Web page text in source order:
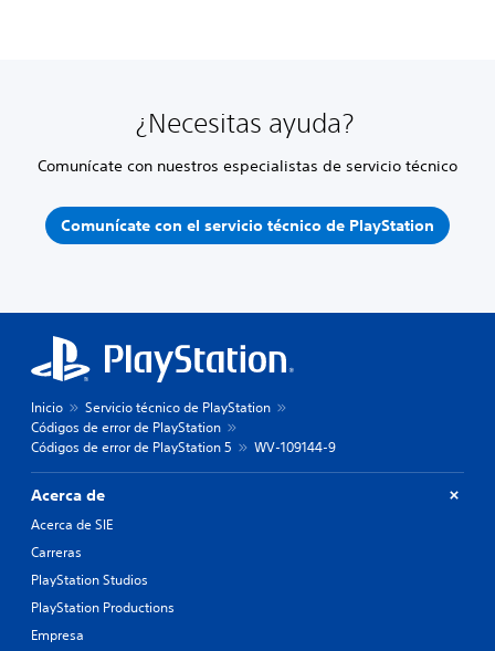
¿Necesitas ayuda?
Comunícate con nuestros especialistas de servicio técnico
Comunícate con el servicio técnico de PlayStation
Inicio
Servicio técnico de PlayStation
Códigos de error de PlayStation
Códigos de error de PlayStation 5
WV-109144-9
Acerca de
Acerca de SIE
Carreras
PlayStation Studios
PlayStation Productions
Empresa